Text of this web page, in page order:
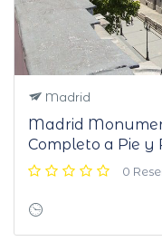
Madrid
Madrid
Completo a Pie y
0